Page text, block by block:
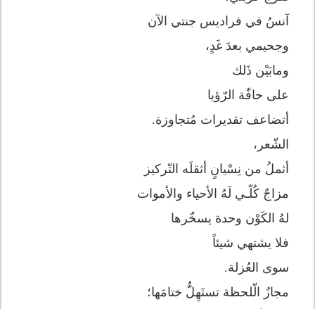
آنسُ في فراديس جنتي الآن
وجحيمي بعدَ غَدٍ،
ومابَيْن ذَلك
على حافّة الرّؤيا
أتضاعف تقديرات مُتجاوزة.
الشّعر،
أثملُ من نِسْيانٍ أثقلَه التّركيز
مزاجٌ كُلّـي لَهُ الأحياء والأموات
لهُ الكَوْن وحدة يسخّرها
فلا يشتهي شيئاً
سوى العُزلة.
مجازُ الّلحظة تستَهِلُّ ختامَها؛